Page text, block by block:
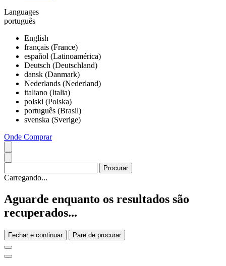
Languages
português
English
français (France)
español (Latinoamérica)
Deutsch (Deutschland)
dansk (Danmark)
Nederlands (Nederland)
italiano (Italia)
polski (Polska)
português (Brasil)
svenska (Sverige)
Onde Comprar
Carregando...
Aguarde enquanto os resultados são
recuperados...
Fechar e continuar Pare de procurar